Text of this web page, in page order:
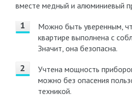
вместе медный и алюминиевый
Можно быть уверенным,
квартире выполнена с
Значит, она безопасна.
Учтена мощность
можно без опасения
техникой.